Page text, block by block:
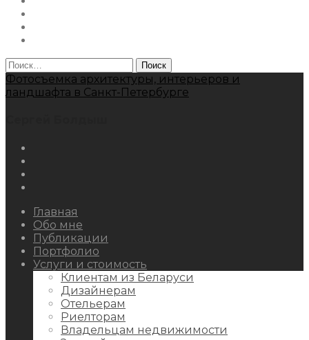
Найти:
Фотосъемка архитектуры, интерьеров и
ландшафта в Санкт-Петербурге
Главная
Обо мне
Публикации
Портфолио
Услуги и стоимость
Клиентам из Беларуси
Дизайнерам
Отельерам
Риелторам
Владельцам недвижимости